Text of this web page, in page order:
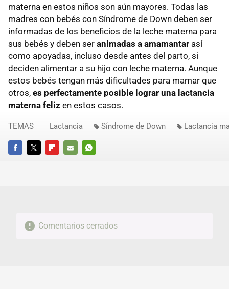
materna en estos niños son aún mayores. Todas las
madres con bebés con Síndrome de Down deben ser
informadas de los beneficios de la leche materna para
sus bebés y deben ser animadas a amamantar así
como apoyadas, incluso desde antes del parto, si
deciden alimentar a su hijo con leche materna. Aunque
estos bebés tengan más dificultades para mamar que
otros, es perfectamente posible lograr una lactancia
materna feliz en estos casos.
FACEBOOKTWITTERFLIPBOARD
E-
WHATSAPP
TEMAS Lactancia Síndrome de Down Lactancia
Comentarios cerrados